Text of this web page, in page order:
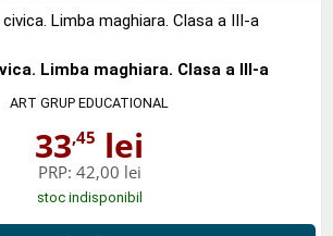
Limba maghiara. Clasa a III-a
ART GRUP EDUCATIONAL
33,45 lei
PRP: 42,00 lei
stoc indisponibil